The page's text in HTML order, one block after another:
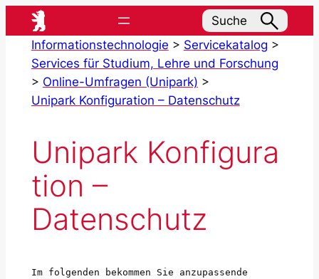
Inhalt
springen
Suche
Informationstechnologie > Servicekatalog >
Services für Studium, Lehre und Forschung
> Online-Umfragen (Unipark) >
Unipark Konfiguration – Datenschutz
Unipark Konfigura
tion –
Datenschutz
Im folgenden bekommen Sie anzupassende